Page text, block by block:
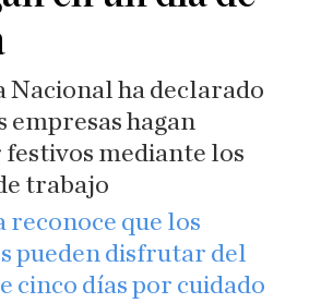
Nacional ha declarado
empresas hagan
festivos mediante los
trabajo
reconoce que los
pueden disfrutar del
cinco días por cuidado